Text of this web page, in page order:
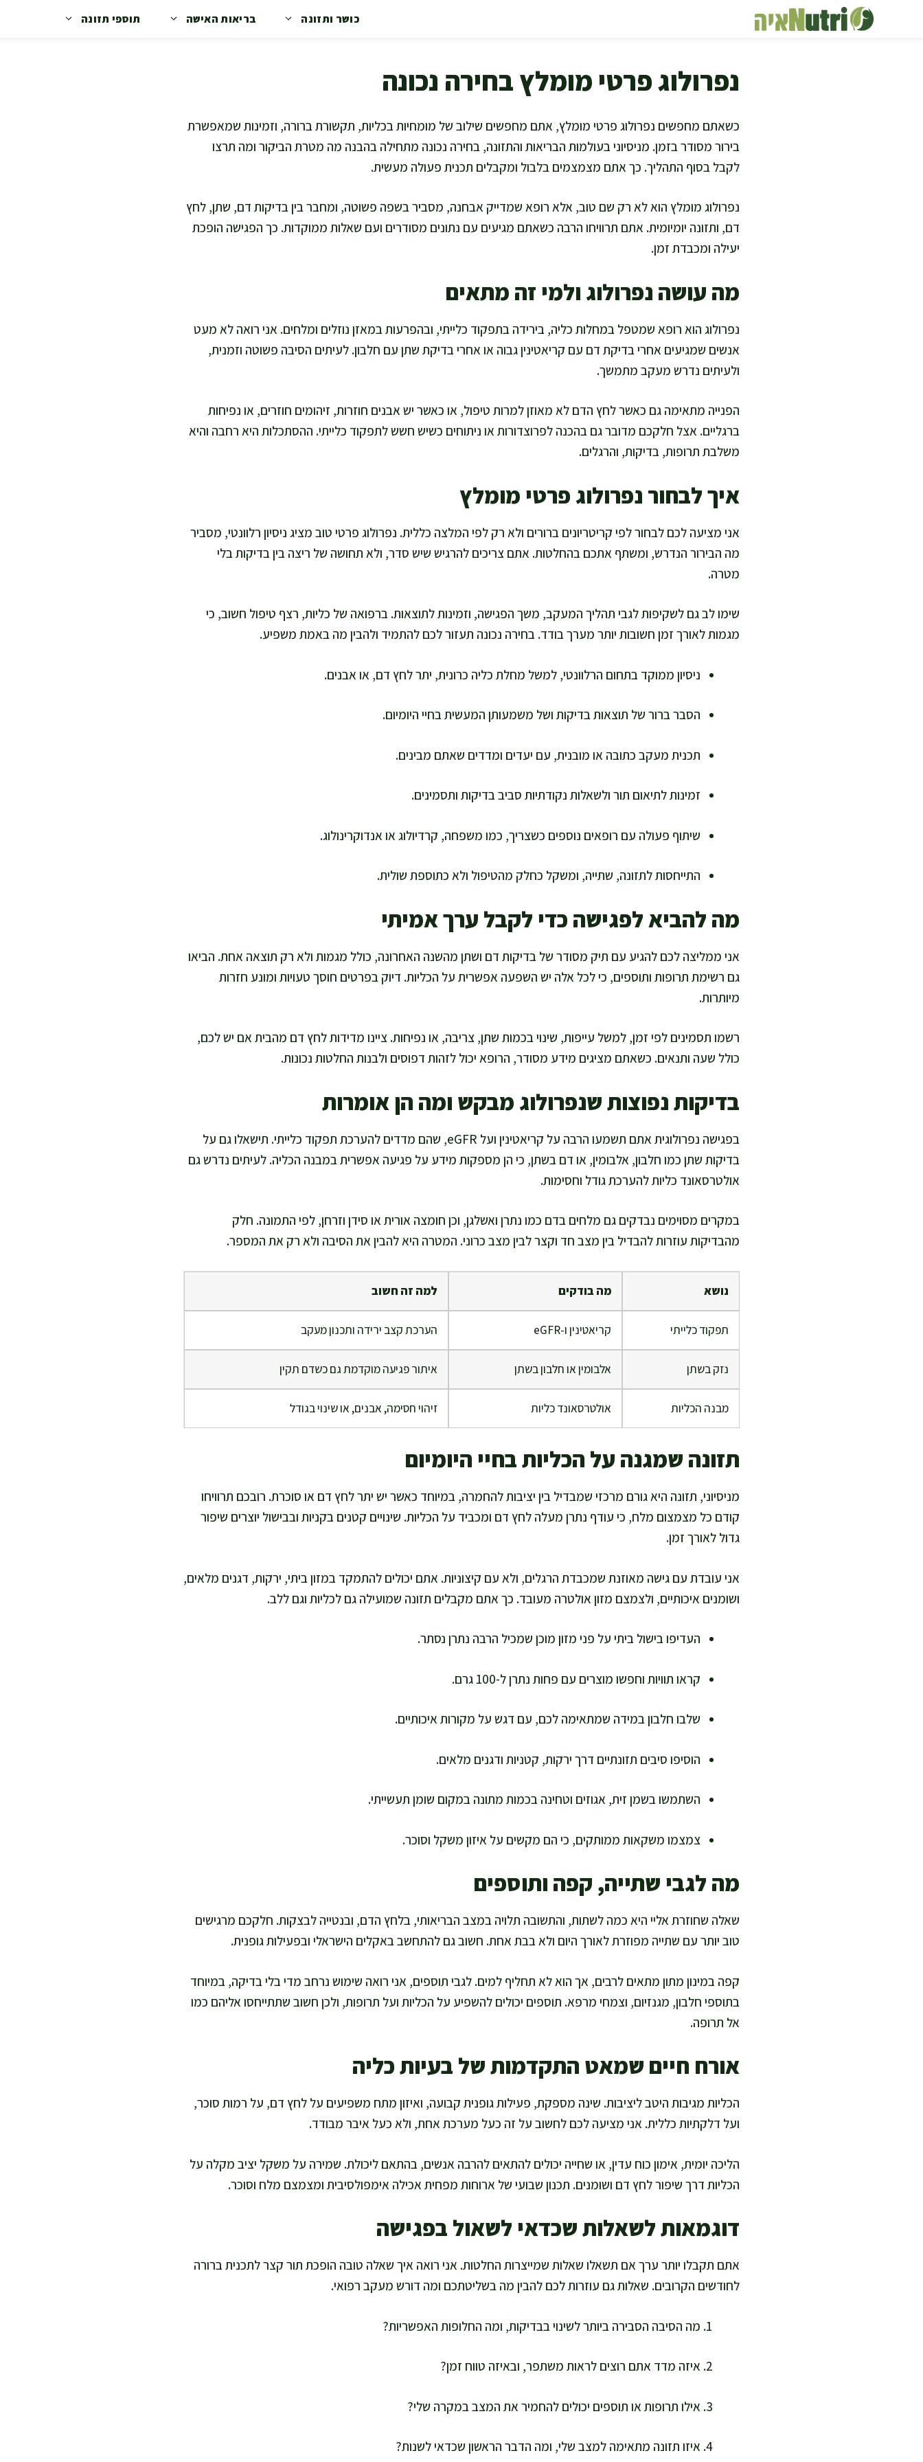
כושר ותזונה בריאות האישה תוספי תזונה
נפרולוג פרטי מומלץ בחירה נכונה
כשאתם מחפשים נפרולוג פרטי מומלץ, אתם מחפשים שילוב של מומחיות בכליות, תקשורת ברורה, וזמינות שמאפשרת
בירור מסודר בזמן. מניסיוני בעולמות הבריאות והתזונה, בחירה נכונה מתחילה בהבנה מה מטרת הביקור ומה תרצו
לקבל בסוף התהליך. כך אתם מצמצמים בלבול ומקבלים תכנית פעולה מעשית.
נפרולוג מומלץ הוא לא רק שם טוב, אלא רופא שמדייק אבחנה, מסביר בשפה פשוטה, ומחבר בין בדיקות דם, שתן, לחץ
דם, ותזונה יומיומית. אתם תרוויחו הרבה כשאתם מגיעים עם נתונים מסודרים ועם שאלות ממוקדות. כך הפגישה הופכת
יעילה ומכבדת זמן.
מה עושה נפרולוג ולמי זה מתאים
נפרולוג הוא רופא שמטפל במחלות כליה, בירידה בתפקוד כלייתי, ובהפרעות במאזן נוזלים ומלחים. אני רואה לא מעט
אנשים שמגיעים אחרי בדיקת דם עם קריאטינין גבוה או אחרי בדיקת שתן עם חלבון. לעיתים הסיבה פשוטה וזמנית,
ולעיתים נדרש מעקב מתמשך.
הפנייה מתאימה גם כאשר לחץ הדם לא מאוזן למרות טיפול, או כאשר יש אבנים חוזרות, זיהומים חוזרים, או נפיחות
ברגליים. אצל חלקכם מדובר גם בהכנה לפרוצדורות או ניתוחים כשיש חשש לתפקוד כלייתי. ההסתכלות היא רחבה והיא
משלבת תרופות, בדיקות, והרגלים.
איך לבחור נפרולוג פרטי מומלץ
אני מציעה לכם לבחור לפי קריטריונים ברורים ולא רק לפי המלצה כללית. נפרולוג פרטי טוב מציג ניסיון רלוונטי, מסביר
מה הבירור הנדרש, ומשתף אתכם בהחלטות. אתם צריכים להרגיש שיש סדר, ולא תחושה של ריצה בין בדיקות בלי
מטרה.
שימו לב גם לשקיפות לגבי תהליך המעקב, משך הפגישה, וזמינות לתוצאות. ברפואה של כליות, רצף טיפול חשוב, כי
מגמות לאורך זמן חשובות יותר מערך בודד. בחירה נכונה תעזור לכם להתמיד ולהבין מה באמת משפיע.
ניסיון ממוקד בתחום הרלוונטי, למשל מחלת כליה כרונית, יתר לחץ דם, או אבנים.
הסבר ברור של תוצאות בדיקות ושל משמעותן המעשית בחיי היומיום.
תכנית מעקב כתובה או מובנית, עם יעדים ומדדים שאתם מבינים.
זמינות לתיאום תור ולשאלות נקודתיות סביב בדיקות ותסמינים.
שיתוף פעולה עם רופאים נוספים כשצריך, כמו משפחה, קרדיולוג או אנדוקרינולוג.
התייחסות לתזונה, שתייה, ומשקל כחלק מהטיפול ולא כתוספת שולית.
מה להביא לפגישה כדי לקבל ערך אמיתי
אני ממליצה לכם להגיע עם תיק מסודר של בדיקות דם ושתן מהשנה האחרונה, כולל מגמות ולא רק תוצאה אחת. הביאו
גם רשימת תרופות ותוספים, כי לכל אלה יש השפעה אפשרית על הכליות. דיוק בפרטים חוסך טעויות ומונע חזרות
מיותרות.
רשמו תסמינים לפי זמן, למשל עייפות, שינוי בכמות שתן, צריבה, או נפיחות. ציינו מדידות לחץ דם מהבית אם יש לכם,
כולל שעה ותנאים. כשאתם מציגים מידע מסודר, הרופא יכול לזהות דפוסים ולבנות החלטות נכונות.
בדיקות נפוצות שנפרולוג מבקש ומה הן אומרות
בפגישה נפרולוגית אתם תשמעו הרבה על קריאטינין ועל eGFR, שהם מדדים להערכת תפקוד כלייתי. תישאלו גם על
בדיקות שתן כמו חלבון, אלבומין, או דם בשתן, כי הן מספקות מידע על פגיעה אפשרית במבנה הכליה. לעיתים נדרש גם
אולטרסאונד כליות להערכת גודל וחסימות.
במקרים מסוימים נבדקים גם מלחים בדם כמו נתרן ואשלגן, וכן חומצה אורית או סידן וזרחן, לפי התמונה. חלק
מהבדיקות עוזרות להבדיל בין מצב חד וקצר לבין מצב כרוני. המטרה היא להבין את הסיבה ולא רק את המספר.
נושא מה בודקים למה זה חשוב
תפקוד כלייתי קריאטינין ו-eGFR הערכת קצב ירידה ותכנון מעקב
נזק בשתן אלבומין או חלבון בשתן איתור פגיעה מוקדמת גם כשדם תקין
מבנה הכליות אולטרסאונד כליות זיהוי חסימה, אבנים, או שינוי בגודל
תזונה שמגנה על הכליות בחיי היומיום
מניסיוני, תזונה היא גורם מרכזי שמבדיל בין יציבות להחמרה, במיוחד כאשר יש יתר לחץ דם או סוכרת. רובכם תרוויחו
קודם כל מצמצום מלח, כי עודף נתרן מעלה לחץ דם ומכביד על הכליות. שינויים קטנים בקניות ובבישול יוצרים שיפור
גדול לאורך זמן.
אני עובדת עם גישה מאוזנת שמכבדת הרגלים, ולא עם קיצוניות. אתם יכולים להתמקד במזון ביתי, ירקות, דגנים מלאים,
ושומנים איכותיים, ולצמצם מזון אולטרה מעובד. כך אתם מקבלים תזונה שמועילה גם לכליות וגם ללב.
העדיפו בישול ביתי על פני מזון מוכן שמכיל הרבה נתרן נסתר.
קראו תוויות וחפשו מוצרים עם פחות נתרן ל-100 גרם.
שלבו חלבון במידה שמתאימה לכם, עם דגש על מקורות איכותיים.
הוסיפו סיבים תזונתיים דרך ירקות, קטניות ודגנים מלאים.
השתמשו בשמן זית, אגוזים וטחינה בכמות מתונה במקום שומן תעשייתי.
צמצמו משקאות ממותקים, כי הם מקשים על איזון משקל וסוכר.
מה לגבי שתייה, קפה ותוספים
שאלה שחוזרת אליי היא כמה לשתות, והתשובה תלויה במצב הבריאותי, בלחץ הדם, ובנטייה לבצקות. חלקכם מרגישים
טוב יותר עם שתייה מפוזרת לאורך היום ולא בבת אחת. חשוב גם להתחשב באקלים הישראלי ובפעילות גופנית.
קפה במינון מתון מתאים לרבים, אך הוא לא תחליף למים. לגבי תוספים, אני רואה שימוש נרחב מדי בלי בדיקה, במיוחד
בתוספי חלבון, מגנזיום, וצמחי מרפא. תוספים יכולים להשפיע על הכליות ועל תרופות, ולכן חשוב שתתייחסו אליהם כמו
אל תרופה.
אורח חיים שמאט התקדמות של בעיות כליה
הכליות מגיבות היטב ליציבות. שינה מספקת, פעילות גופנית קבועה, ואיזון מתח משפיעים על לחץ דם, על רמות סוכר,
ועל דלקתיות כללית. אני מציעה לכם לחשוב על זה כעל מערכת אחת, ולא כעל איבר מבודד.
הליכה יומית, אימון כוח עדין, או שחייה יכולים להתאים להרבה אנשים, בהתאם ליכולת. שמירה על משקל יציב מקלה על
הכליות דרך שיפור לחץ דם ושומנים. תכנון שבועי של ארוחות מפחית אכילה אימפולסיבית ומצמצם מלח וסוכר.
דוגמאות לשאלות שכדאי לשאול בפגישה
אתם תקבלו יותר ערך אם תשאלו שאלות שמייצרות החלטות. אני רואה איך שאלה טובה הופכת תור קצר לתכנית ברורה
לחודשים הקרובים. שאלות גם עוזרות לכם להבין מה בשליטתכם ומה דורש מעקב רפואי.
מה הסיבה הסבירה ביותר לשינוי בבדיקות, ומה החלופות האפשריות?
איזה מדד אתם רוצים לראות משתפר, ובאיזה טווח זמן?
אילו תרופות או תוספים יכולים להחמיר את המצב במקרה שלי?
איזו תזונה מתאימה למצב שלי, ומה הדבר הראשון שכדאי לשנות?